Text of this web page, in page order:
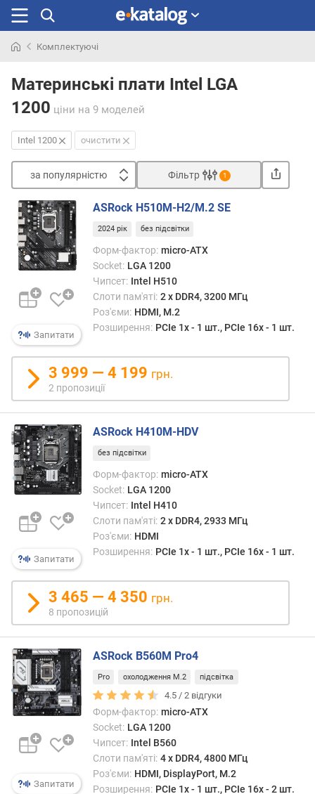
раніше
Комплектуючі
Материнські плати Intel LGA
1200 ціни на 9 моделей
Intel 1200 очистити
за популярністю
з
а
п
о
у
л
р
н
с
в
і
д
д
е
ш
е
и
х
д
о
д
о
о
г
и
х
в
і
о
Фільтр 1
Запитати
ASRock H510M-H2/M.2 SE
2024 рік без підсвітки
Форм-фактор: micro-ATX
Socket: LGA 1200
Чипсет: Intel H510
Слоти пам'яті: 2 х DDR4, 3200 МГц
Роз'єми: HDMI, M.2
Розширення: PCIe 1x - 1 шт., PCIe 16x - 1 шт.
3 999 — 4 199 грн.
2 пропозиції
Запитати
ASRock H410M-HDV
без підсвітки
Форм-фактор: micro-ATX
Socket: LGA 1200
Чипсет: Intel H410
Слоти пам'яті: 2 х DDR4, 2933 МГц
Роз'єми: HDMI
Розширення: PCIe 1x - 1 шт., PCIe 16x - 1 шт.
3 465 — 4 350 грн.
8 пропозицій
Запитати
ASRock B560M Pro4
Pro охолодження M.2 підсвітка
4.5 /2 відгуки
Форм-фактор: micro-ATX
Socket: LGA 1200
Чипсет: Intel B560
Слоти пам'яті: 4 х DDR4, 4800 МГц
Роз'єми: HDMI, DisplayPort, M.2
Розширення: PCIe 1x - 1 шт., PCIe 16x - 2 шт.